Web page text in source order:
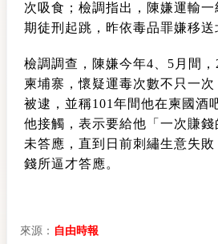
次吸食；檢調指出，陳嫌運輸
期徒刑起跳，昨依毒品罪嫌移送
檢調調查，陳嫌今年4、5月間
柬埔寨，懷疑運毒次數不只一
被逮，並稱101年間他在柬國酒
他接觸，表示要給他「一次賺
未答應，直到日前刺繡生意失
錢所逼才答應。
來源： 自由時報